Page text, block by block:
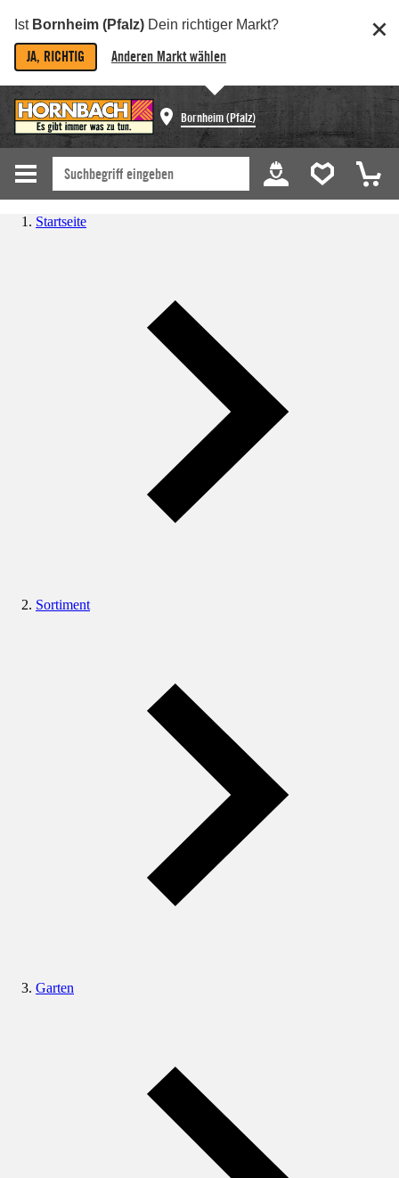
Ist Bornheim (Pfalz) Dein richtiger Markt?
JA, RICHTIG Anderen Markt wählen
Bornheim (Pfalz)
Startseite
Sortiment
Garten